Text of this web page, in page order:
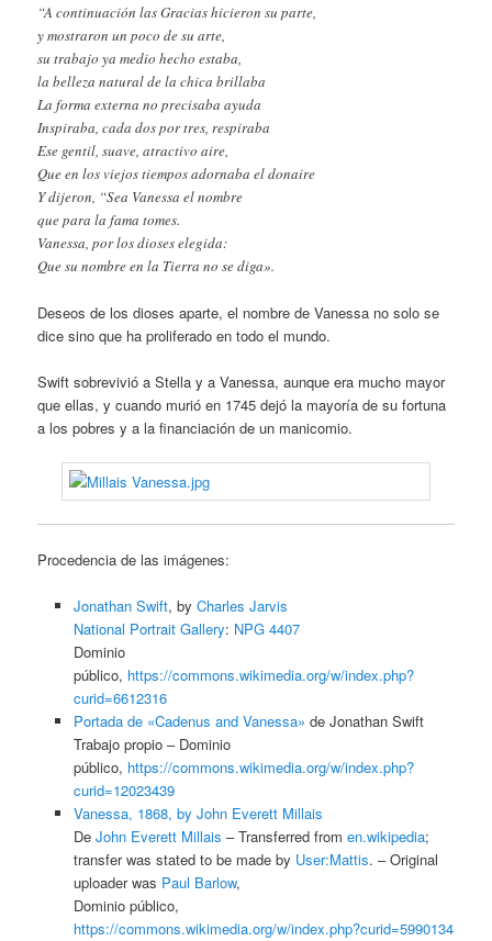
“A continuación las Gracias hicieron su parte,
y mostraron un poco de su arte,
su trabajo ya medio hecho estaba,
la belleza natural de la chica brillaba
La forma externa no precisaba ayuda
Inspiraba, cada dos por tres, respiraba
Ese gentil, suave, atractivo aire,
Que en los viejos tiempos adornaba el donaire
Y dijeron, “Sea Vanessa el nombre
que para la fama tomes.
Vanessa, por los dioses elegida:
Que su nombre en la Tierra no se diga».
Deseos de los dioses aparte, el nombre de Vanessa no solo se
dice sino que ha proliferado en todo el mundo.
Swift sobrevivió a Stella y a Vanessa, aunque era mucho mayor
que ellas, y cuando murió en 1745 dejó la mayoría de su fortuna
a los pobres y a la financiación de un manicomio.
Procedencia de las imágenes:
Jonathan Swift, by Charles Jarvis
National Portrait Gallery: NPG 4407
Dominio
público, https://commons.wikimedia.org/w/index.php?
curid=6612316
Portada de «Cadenus and Vanessa» de Jonathan Swift
Trabajo propio –Dominio
público, https://commons.wikimedia.org/w/index.php?
curid=12023439
Vanessa, 1868, by John Everett Millais
De John Everett Millais – Transferred from en.wikipedia;
transfer was stated to be made by User:Mattis. – Original
uploader was Paul Barlow,
Dominio público,
https://commons.wikimedia.org/w/index.php?curid=5990134